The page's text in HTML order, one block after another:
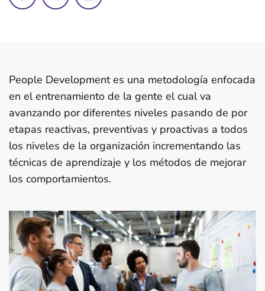
People Development es una metodología enfocada
en el entrenamiento de la gente el cual va
avanzando por diferentes niveles pasando de por
etapas reactivas, preventivas y proactivas a todos
los niveles de la organización incrementando las
técnicas de aprendizaje y los métodos de mejorar
los comportamientos.